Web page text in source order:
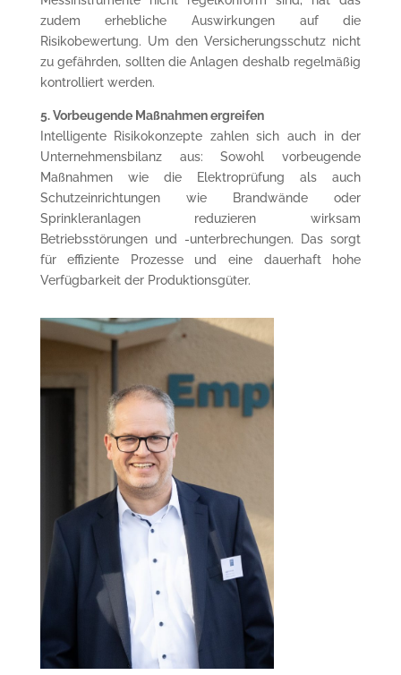
zudem erhebliche Auswirkungen auf die
Risikobewertung. Um den Versicherungsschutz nicht
zu gefährden, sollten die Anlagen deshalb regelmäßig
kontrolliert werden.
5. Vorbeugende Maßnahmen ergreifen
Intelligente Risikokonzepte zahlen sich auch in der
Unternehmensbilanz aus: Sowohl vorbeugende
Maßnahmen wie die Elektroprüfung als auch
Schutzeinrichtungen wie Brandwände oder
Sprinkleranlagen reduzieren wirksam
Betriebsstörungen und -unterbrechungen. Das sorgt
für effiziente Prozesse und eine dauerhaft hohe
Verfügbarkeit der Produktionsgüter.